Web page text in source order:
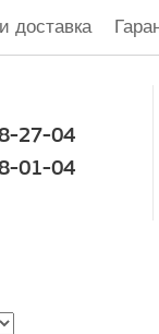
доставка
27-04
01-04